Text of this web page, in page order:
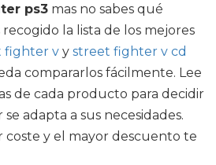
ps3 mas no sabes qué
la lista de los mejores
fighter v y street fighter v cd
compararlos fácilmente. Lee
de cada producto para decidir
adapta a sus necesidades.
coste y el mayor descuento te